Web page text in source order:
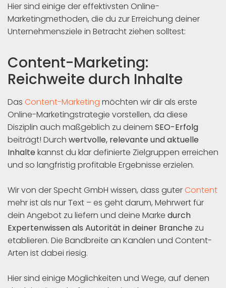
Hier sind einige der effektivsten Online-
Marketingmethoden, die du zur Erreichung deiner
Unternehmensziele in Betracht ziehen solltest:
Content-Marketing:
Reichweite durch Inhalte
Das Content-Marketing möchten wir dir als erste
Online-Marketingstrategie vorstellen, da diese
Disziplin auch maßgeblich zu deinem SEO-Erfolg
beiträgt! Durch wertvolle, relevante und aktuelle
Inhaltekannst du klar definierte Zielgruppen erreichen
und so langfristig profitable Ergebnisse erzielen.
Wir von der Specht GmbH wissen, dass guterContent
mehr ist als nur Text – es geht darum, Mehrwert für
dein Angebot zu liefern und deine Marke durch
Expertenwissen als Autorität in deiner Branche zu
etablieren. Die Bandbreite an Kanälen und Content-
Arten ist dabei riesig.
Hier sind einige Möglichkeiten und Wege, auf denen